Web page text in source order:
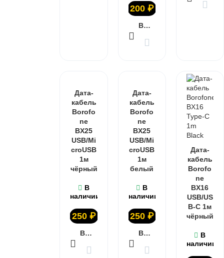
200 ₽
В КОРЗИНУ
Дата-
кабель
Borofo
ne
BX25
USB/Mi
croUSB
1м
чёрный
В
наличии
250 ₽
В КОРЗИНУ
Дата-
кабель
Borofo
ne
BX25
USB/Mi
croUSB
1м
белый
В
наличии
250 ₽
В КОРЗИНУ
Дата-
кабель
Borofo
ne
BX16
USB/US
B-C 1м
чёрный
В
наличии